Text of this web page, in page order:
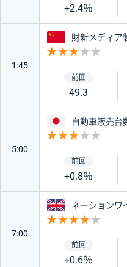
ハンガリー
+2.4％
1:45
中国
財新メディア
49.3
5:00
日本
自動車販売台
+0.8％
7:00
イギリス
ネーションワ
+0.6％